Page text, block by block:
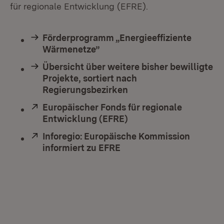
für regionale Entwicklung (EFRE).
Förderprogramm „Energieeffiziente
Wärmenetze”
Übersicht über weitere bisher bewilligte
Projekte, sortiert nach
Regierungsbezirken
Extern:
Europäischer Fonds für regionale
Entwicklung (EFRE)
Extern:
Inforegio: Europäische Kommission
informiert zu EFRE